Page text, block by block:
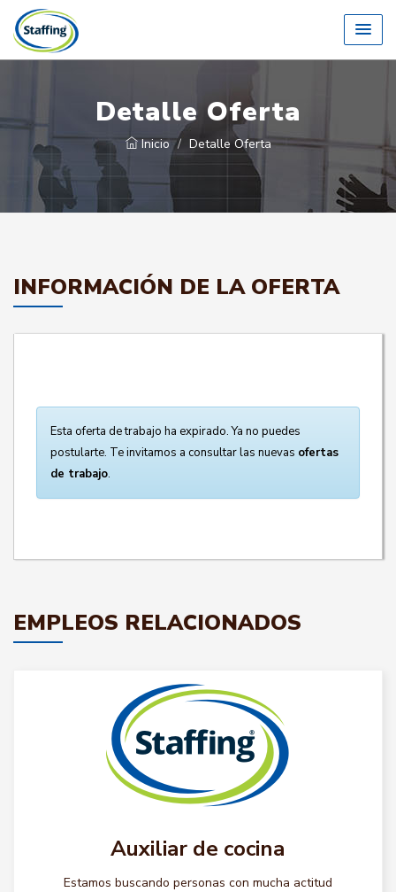
Detalle Oferta
Inicio Detalle Oferta
INFORMACIÓN DE LA OFERTA
Esta oferta de trabajo ha expirado. Ya no puedes
postularte. Te invitamos a consultar las nuevas ofertas
de trabajo.
EMPLEOS RELACIONADOS
Auxiliar de cocina
Estamos buscando personas con mucha actitud